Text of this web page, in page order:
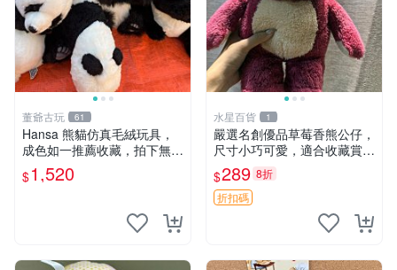
董爺古玩 61
Hansa 熊貓仿真毛絨玩具，
成色如一推薦收藏，拍下無疑
心 熊貓 毛絨玩具 收藏
$1,520
水星百貨 1
嚴選名創優品草莓香熊公仔，
尺寸小巧可愛，適合收藏賞玩
30cm 玩具 公仔 草莓熊
$289 8折
折扣碼